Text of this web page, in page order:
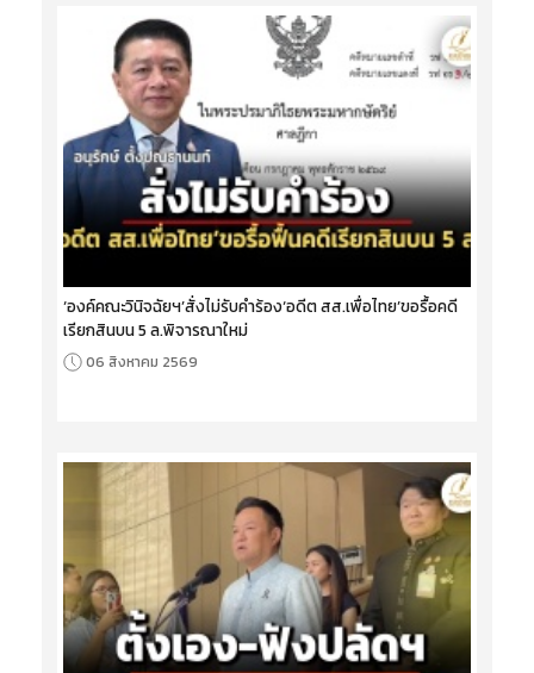
‘องค์คณะวินิจฉัยฯ’สั่งไม่รับคำร้อง‘อดีต สส.เพื่อไทย’ขอรื้อคดี
เรียกสินบน 5 ล.พิจารณาใหม่
06 สิงหาคม 2569